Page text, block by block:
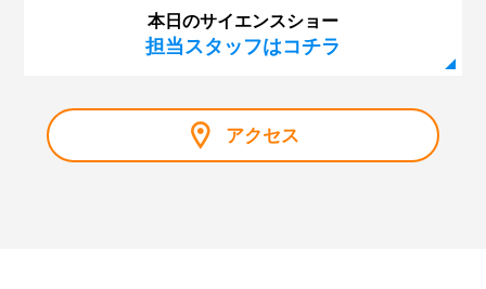
本日のサイエンスショー
担当スタッフはコチラ
アクセス